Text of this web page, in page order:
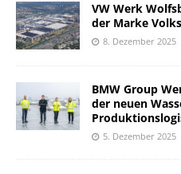
VW Werk
der Marke
8. Dezember 2025
BMW Group
der neuen
5. Dezember 2025